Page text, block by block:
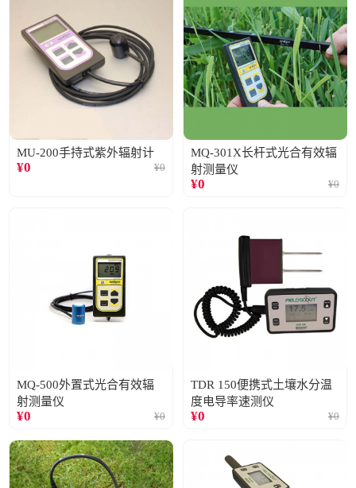
MU-200手持式紫外辐射计
¥0 ¥0
MQ-301X长杆式光合有效辐
射测量仪
¥0 ¥0
MQ-500外置式光合有效辐
射测量仪
¥0 ¥0
TDR 150便携式土壤水分温
度电导率速测仪
¥0 ¥0